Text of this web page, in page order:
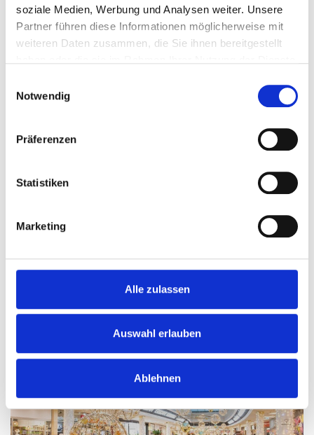
soziale Medien, Werbung und Analysen weiter. Unsere
Partner führen diese Informationen möglicherweise mit
weiteren Daten zusammen, die Sie ihnen bereitgestellt
Notwendig
Präferenzen
Statistiken
Marketing
Alle zulassen
Auswahl erlauben
Ablehnen
Illumination setzt moderne Akzente, wobei
kugelförmige Leuchtdekorationen und
goldene Kugeln die Hauptrolle spielen,
Kunden der Galerie freuen.